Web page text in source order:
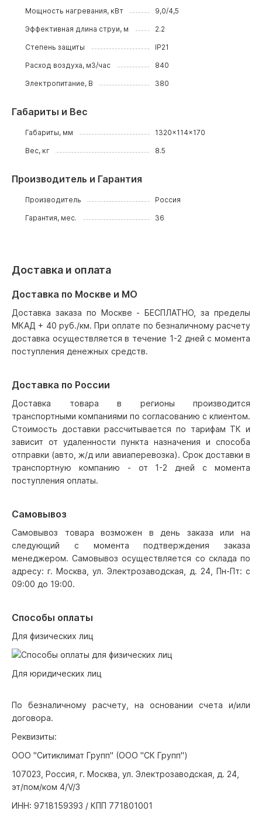
Мощность нагревания, кВт 9,0/4,5
Эффективная длина струи, м 2.2
Степень защиты IP21
Расход воздуха, м3/час 840
Электропитание, В 380
Габариты и Вес
Габариты, мм 1320x114x170
Вес, кг 8.5
Производитель и Гарантия
Производитель Россия
Гарантия, мес. 36
Доставка и оплата
Доставка по Москве и МО
Доставка заказа по Москве - БЕСПЛАТНО, за пределы
МКАД + 40 руб./км. При оплате по безналичному расчету
доставка осуществляется в течение 1-2 дней с момента
поступления денежных средств.
Доставка по России
Доставка товара в регионы производится
транспортными компаниями по согласованию с клиентом.
Стоимость доставки рассчитывается по тарифам ТК и
зависит от удаленности пункта назначения и способа
отправки (авто, ж/д или авиаперевозка). Срок доставки в
транспортную компанию - от 1-2 дней с момента
поступления оплаты.
Самовывоз
Самовывоз товара возможен в день заказа или на
следующий с момента подтверждения заказа
менеджером. Самовывоз осуществляется со склада по
адресу: г. Москва, ул. Электрозаводская, д. 24, Пн-Пт: с
09:00 до 19:00.
Способы оплаты
Для физических лиц
Для юридических лиц
По безналичному расчету, на основании счета и/или
договора.
Реквизиты:
ООО "Ситиклимат Групп" (ООО "СК Групп")
107023, Россия, г. Москва, ул. Электрозаводская, д. 24,
эт/пом/ком 4/V/3
ИНН: 9718159393 / КПП 771801001